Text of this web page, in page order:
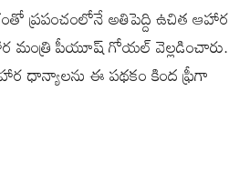
ప్రపంచంలోనే అతిపెద్ది ఉచిత ఆహార
మంత్రి పీయూష్ గోయల్ వెల్లడించారు.
ధాన్యాలను ఈ పథకం కింద ఫ్రీగా